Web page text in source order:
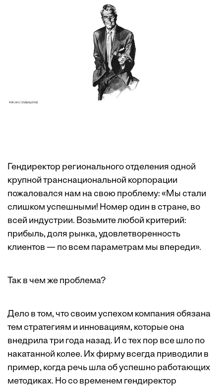
Гендиректор регионального отделения одной
крупной транснациональной корпорации
пожаловался нам на свою проблему: «Мы стали
слишком успешными! Номер один в стране, во
всей индустрии. Возьмите любой критерий:
прибыль, доля рынка, удовлетворенность
клиентов — по всем параметрам мы впереди».
Так в чем же проблема?
Дело в том, что своим успехом компания обязана
тем стратегиям и инновациям, которые она
внедрила три года назад. И с тех пор все шло по
накатанной колее. Их фирму всегда приводили в
пример, когда речь шла об успешно работающих
методиках. Но со временем гендиректор